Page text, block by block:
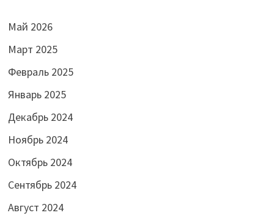
Май 2026
Март 2025
Февраль 2025
Январь 2025
Декабрь 2024
Ноябрь 2024
Октябрь 2024
Сентябрь 2024
Август 2024